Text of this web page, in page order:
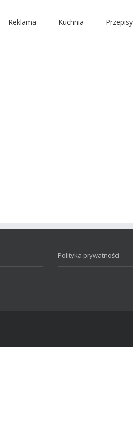
Reklama Kuchnia Przepisy
Polityka prywatności